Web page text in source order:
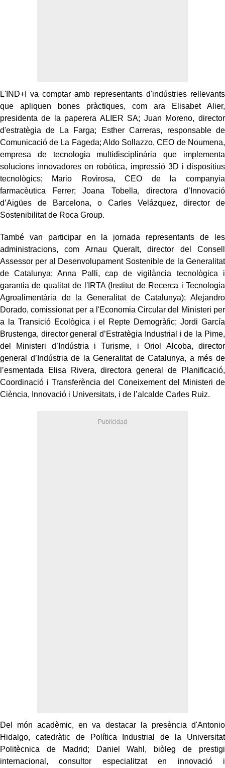
L'IND+I va comptar amb representants d'indústries rellevants
que apliquen bones pràctiques, com ara Elisabet Alier,
presidenta de la paperera ALIER SA; Juan Moreno, director
d'estratègia de La Farga; Esther Carreras, responsable de
Comunicació de La Fageda; Aldo Sollazzo, CEO de Noumena,
empresa de tecnologia multidisciplinària que implementa
solucions innovadores en robòtica, impressió 3D i dispositius
tecnològics; Mario Rovirosa, CEO de la companyia
farmacèutica Ferrer; Joana Tobella, directora d’Innovació
d’Aigües de Barcelona, o Carles Velázquez, director de
Sostenibilitat de Roca Group.
També van participar en la jornada representants de les
administracions, com Arnau Queralt, director del Consell
Assessor per al Desenvolupament Sostenible de la Generalitat
de Catalunya; Anna Palli, cap de vigilància tecnològica i
garantia de qualitat de l'IRTA (Institut de Recerca i Tecnologia
Agroalimentària de la Generalitat de Catalunya); Alejandro
Dorado, comissionat per a l'Economia Circular del Ministeri per
a la Transició Ecològica i el Repte Demogràfic; Jordi García
Brustenga, director general d’Estratègia Industrial i de la Pime,
del Ministeri d’Indústria i Turisme, i Oriol Alcoba, director
general d’Indústria de la Generalitat de Catalunya, a més de
l’esmentada Elisa Rivera, directora general de Planificació,
Coordinació i Transferència del Coneixement del Ministeri de
Ciència, Innovació i Universitats, i de l’alcalde Carles Ruiz.
Del món acadèmic, en va destacar la presència d'Antonio
Hidalgo, catedràtic de Política Industrial de la Universitat
Politècnica de Madrid; Daniel Wahl, biòleg de prestigi
internacional, consultor especialitzat en innovació i